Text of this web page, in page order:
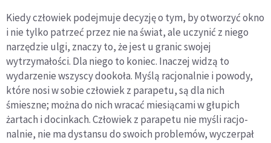
Kiedy człowiek podejmuje decyzję o tym, by otworzyć okno
i nie tylko patrzeć przez nie na świat, ale uczynić z niego
narzędzie ulgi, znaczy to, że jest u granic swo­jej
wytrzymałości. Dla niego to koniec. Inaczej widzą to
wydarzenie wszyscy dookoła. Myślą racjonalnie i powo­dy,
które nosi w sobie człowiek z parapetu, są dla nich
śmieszne; można do nich wracać miesiącami w głupich
żartach i docinkach. Człowiek z parapetu nie myśli racjo­
nalnie, nie ma dystansu do swoich problemów, wyczer­pał